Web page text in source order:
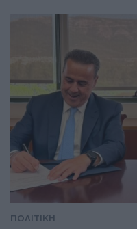
ΠΟΛΙΤΙΚΗ